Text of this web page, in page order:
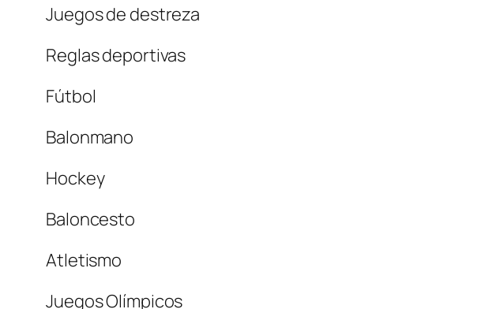
Juegos de destreza
Reglas deportivas
Fútbol
Balonmano
Hockey
Baloncesto
Atletismo
Juegos Olímpicos